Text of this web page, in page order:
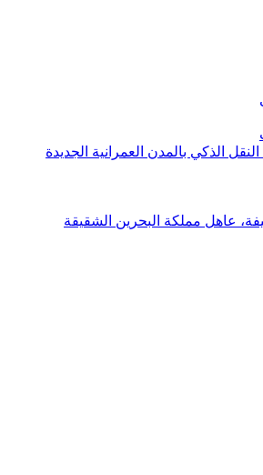
الذكي بالمدن العمرانية الجديدة
عاهل مملكة البحرين الشقيقة